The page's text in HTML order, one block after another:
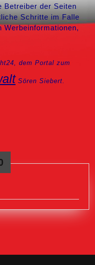
Betreiber der Seiten
Schritte im Falle
Werbeinformationen,
dem Portal zum
Sören Siebert.